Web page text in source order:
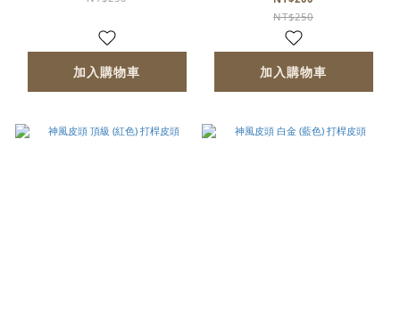
加入購物車
NT$250
加入購物車